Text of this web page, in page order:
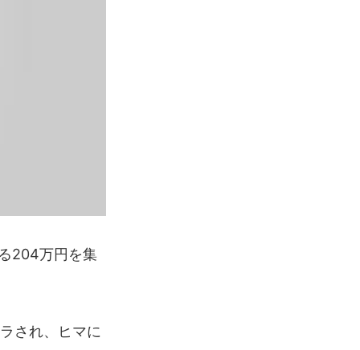
204万円を集
され、ヒマに